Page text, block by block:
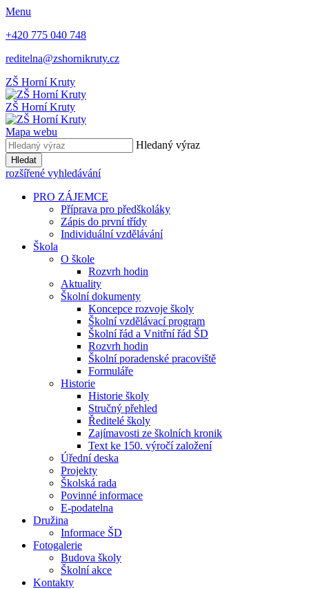
Menu
+420 775 040 748
reditelna@zshornikruty.cz
ZŠ Horní Kruty
ZŠ Horní Kruty
Mapa webu
Hledaný výraz
Hledat
rozšířené vyhledávání
PRO ZÁJEMCE
Příprava pro předškoláky
Zápis do první třídy
Individuální vzdělávání
Škola
O škole
Rozvrh hodin
Aktuality
Školní dokumenty
Koncepce rozvoje školy
Školní vzdělávací program
Školní řád a Vnitřní řád ŠD
Rozvrh hodin
Školní poradenské pracoviště
Formuláře
Historie
Historie školy
Stručný přehled
Ředitelé školy
Zajímavosti ze školních kronik
Text ke 150. výročí založení
Úřední deska
Projekty
Školská rada
Povinné informace
E-podatelna
Družina
Informace ŠD
Fotogalerie
Budova školy
Školní akce
Kontakty